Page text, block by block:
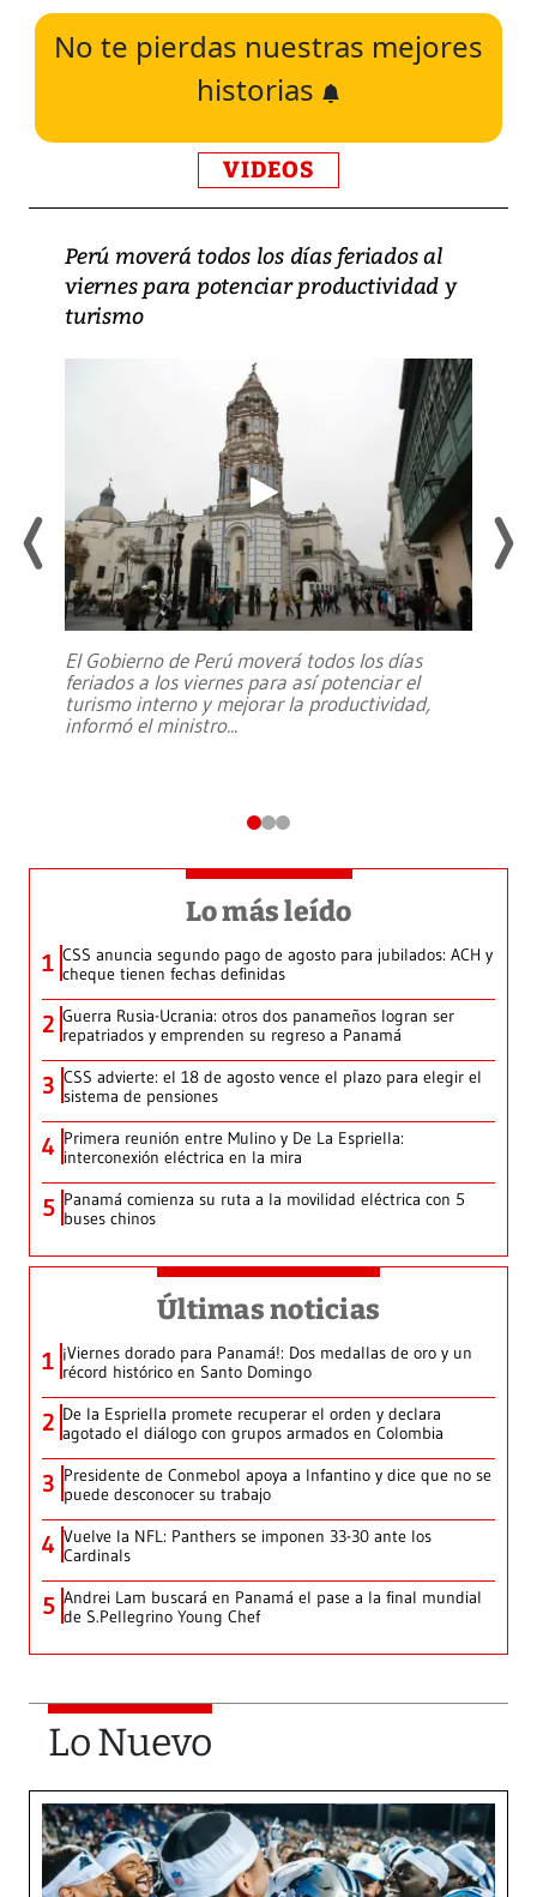
No te pierdas nuestras mejores
historias
VIDEOS
Perú moverá todos los días feriados al
viernes para potenciar productividad y
turismo
El Gobierno de Perú moverá todos los días
feriados a los viernes para así potenciar el
turismo interno y mejorar la productividad,
informó el ministro...
Lo más leído
1 CSS anuncia segundo pago de agosto para jubilados: ACH y
cheque tienen fechas definidas
2 Guerra Rusia-Ucrania: otros dos panameños logran ser
repatriados y emprenden su regreso a Panamá
3 CSS advierte: el 18 de agosto vence el plazo para elegir el
sistema de pensiones
4 Primera reunión entre Mulino y De La Espriella:
interconexión eléctrica en la mira
5 Panamá comienza su ruta a la movilidad eléctrica con 5
buses chinos
Últimas noticias
1 ¡Viernes dorado para Panamá!: Dos medallas de oro y un
récord histórico en Santo Domingo
2 De la Espriella promete recuperar el orden y declara
agotado el diálogo con grupos armados en Colombia
3 Presidente de Conmebol apoya a Infantino y dice que no se
puede desconocer su trabajo
4 Vuelve la NFL: Panthers se imponen 33-30 ante los
Cardinals
5 Andrei Lam buscará en Panamá el pase a la final mundial
de S.Pellegrino Young Chef
Lo Nuevo